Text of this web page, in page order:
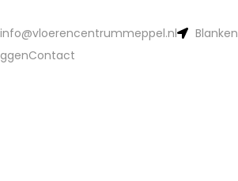
info@vloerencentrummeppel.nl
Contact